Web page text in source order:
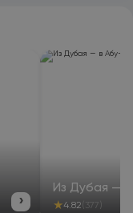
›
Из Дубая —
★4.82 (377)